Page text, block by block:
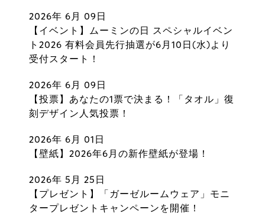
2026年 6月 09日
【イベント】ムーミンの日 スペシャルイベン
ト2026 有料会員先行抽選が6月10日(水)より
受付スタート！
2026年 6月 09日
【投票】あなたの1票で決まる！「タオル」復
刻デザイン人気投票！
2026年 6月 01日
【壁紙】2026年6月の新作壁紙が登場！
2026年 5月 25日
【プレゼント】「ガーゼルームウェア」モニ
タープレゼントキャンペーンを開催！